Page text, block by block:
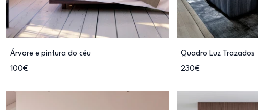
Árvore e pintura do céu
100€
Quadro Luz Trazados
230€